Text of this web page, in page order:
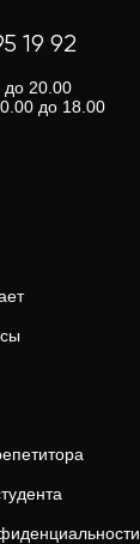
19 92
до 20.00
до 18.00